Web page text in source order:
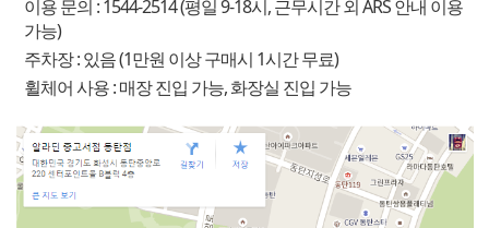
이용 문의 : 1544-2514 (평일 9-18시, 근무시간 외 ARS 안내 이용
가능)
주차장 : 있음 (1만원 이상 구매시 1시간 무료)
휠체어 사용 : 매장 진입 가능, 화장실 진입 가능